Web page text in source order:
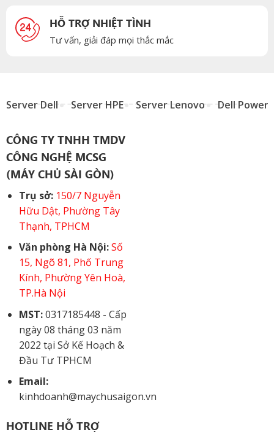
HỖ TRỢ NHIỆT TÌNH
Tư vấn, giải đáp mọi thắc mắc
Server Dell Server HPE Server Lenovo Dell
CÔNG TY TNHH TMDV
CÔNG NGHỆ MCSG
(MÁY CHỦ SÀI GÒN)
Trụ sở: 150/7 Nguyễn
Hữu Dật, Phường Tây
Thạnh, TPHCM
Văn phòng Hà Nội: Số
15, Ngõ 81, Phố Trung
Kính, Phường Yên Hoà,
TP.Hà Nội
MST:0317185448 - Cấp
ngày 08 tháng 03 năm
2022 tại Sở Kế Hoạch &
Đầu Tư TPHCM
Email:
kinhdoanh@maychusaigon.vn
HOTLINE HỖ TRỢ